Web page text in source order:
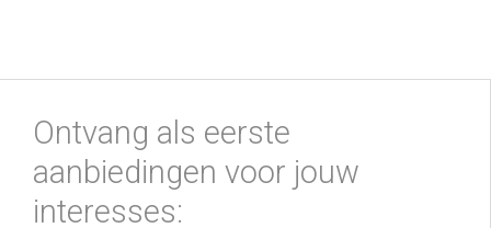
Ontvang als eerste
aanbiedingen voor jouw
interesses: